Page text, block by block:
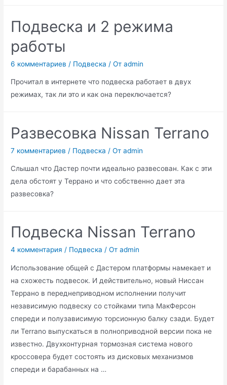
Подвеска и 2 режима
работы
6 комментариев / Подвеска / От admin
Прочитал в интернете что подвеска работает в двух
режимах, так ли это и как она переключается?
Развесовка Nissan Terrano
7 комментариев / Подвеска / От admin
Слышал что Дастер почти идеально развесован. Как с эти
дела обстоят у Террано и что собственно дает эта
развесовка?
Подвеска Nissan Terrano
4 комментария / Подвеска / От admin
Использование общей с Дастером платформы намекает и
на схожесть подвесок. И действительно, новый Ниссан
Террано в переднеприводном исполнении получит
независимую подвеску со стойками типа МакФерсон
спереди и полузависимую торсионную балку сзади. Будет
ли Terrano выпускаться в полноприводной версии пока не
известно. Двухконтурная тормозная система нового
кроссовера будет состоять из дисковых механизмов
спереди и барабанных на …